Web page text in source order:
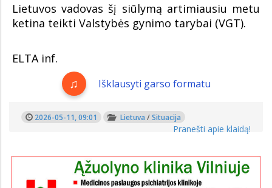
Lietuvos vadovas šį siūlymą artimiausiu metu
ketina teikti Valstybės gynimo tarybai (VGT).
ELTA inf.
Išklausyti garso formatu
2026-05-11, 09:01 Lietuva /Situacija
Pranešti apie klaidą!